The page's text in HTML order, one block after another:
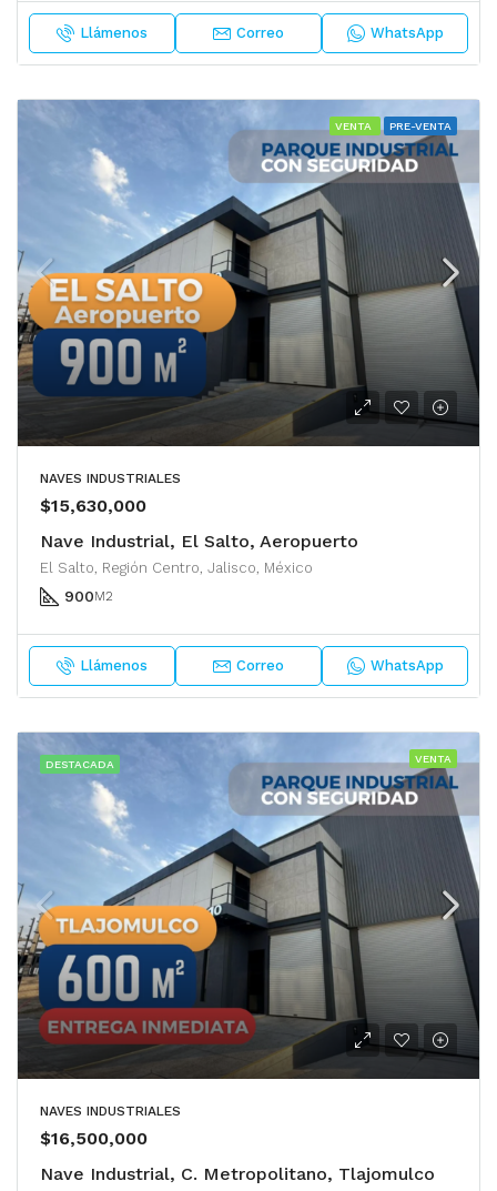
Llámenos Correo WhatsApp
VENTA PRE-VENTA
NAVES INDUSTRIALES
$15,630,000
Nave Industrial, El Salto, Aeropuerto
El Salto, Región Centro, Jalisco, México
900M2
Llámenos Correo WhatsApp
DESTACADA VENTA
NAVES INDUSTRIALES
$16,500,000
Nave Industrial, C. Metropolitano, Tlajomulco